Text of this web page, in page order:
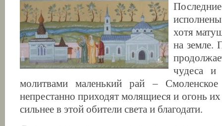
хотя
на земле.
чудеса и
молитвами маленький рай –
непрестанно приходят молящиеся и огонь их
сильнее в этой обители света и благодати.